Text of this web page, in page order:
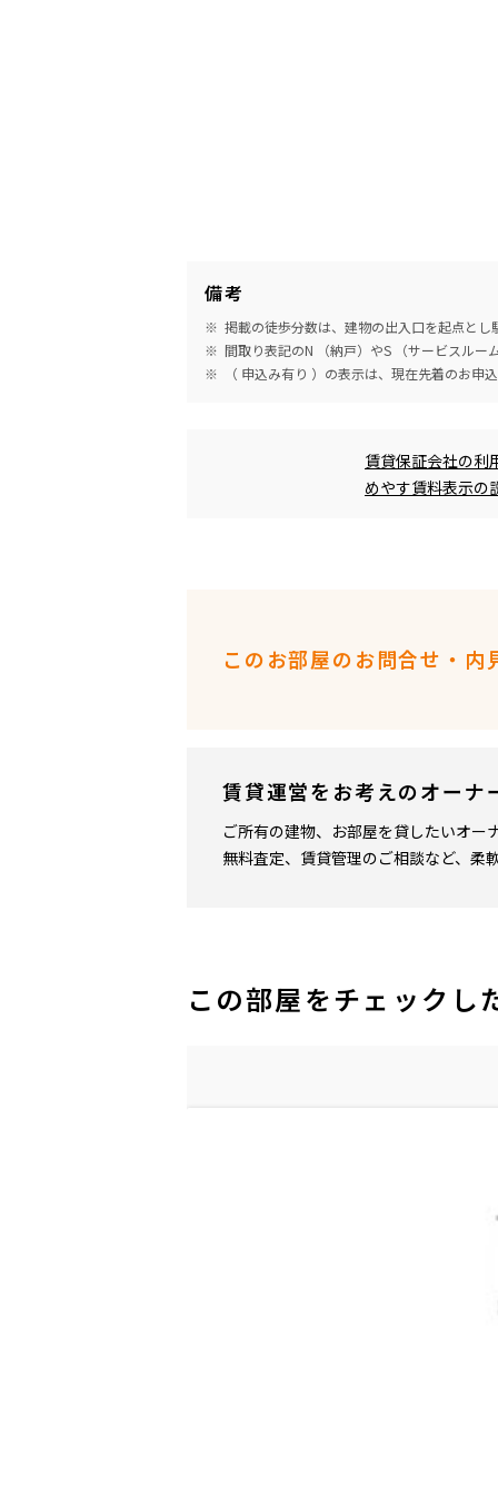
備考
掲載の徒歩分数は、建物の出入口を起点と
間取り表記のN （納戸）やS （サービスル
（ 申込み有り ）の表示は、現在先着のお
めやす賃料表示賃貸保証会社の利
めやす賃料表示の
このお部屋のお問合せ・内
賃貸運営をお考えのオーナ
ご所有の建物、お部屋を貸したいオー
無料査定、賃貸管理のご相談など、柔
この部屋をチェックし